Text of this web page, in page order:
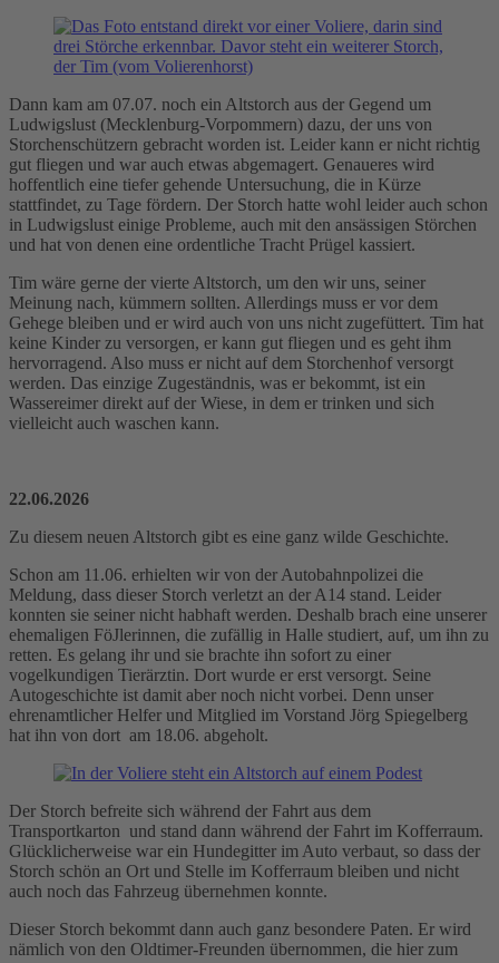
Dann kam am 07.07. noch ein Altstorch aus der Gegend um
Ludwigslust (Mecklenburg-Vorpommern) dazu, der uns von
Storchenschützern gebracht worden ist. Leider kann er nicht richtig
gut fliegen und war auch etwas abgemagert. Genaueres wird
hoffentlich eine tiefer gehende Untersuchung, die in Kürze
stattfindet, zu Tage fördern. Der Storch hatte wohl leider auch schon
in Ludwigslust einige Probleme, auch mit den ansässigen Störchen
und hat von denen eine ordentliche Tracht Prügel kassiert.
Tim wäre gerne der vierte Altstorch, um den wir uns, seiner
Meinung nach, kümmern sollten. Allerdings muss er vor dem
Gehege bleiben und er wird auch von uns nicht zugefüttert. Tim hat
keine Kinder zu versorgen, er kann gut fliegen und es geht ihm
hervorragend. Also muss er nicht auf dem Storchenhof versorgt
werden. Das einzige Zugeständnis, was er bekommt, ist ein
Wassereimer direkt auf der Wiese, in dem er trinken und sich
vielleicht auch waschen kann.
22.06.2026
Zu diesem neuen Altstorch gibt es eine ganz wilde Geschichte.
Schon am 11.06. erhielten wir von der Autobahnpolizei die
Meldung, dass dieser Storch verletzt an der A14 stand. Leider
konnten sie seiner nicht habhaft werden. Deshalb brach eine unserer
ehemaligen FöJlerinnen, die zufällig in Halle studiert, auf, um ihn zu
retten. Es gelang ihr und sie brachte ihn sofort zu einer
vogelkundigen Tierärztin. Dort wurde er erst versorgt. Seine
Autogeschichte ist damit aber noch nicht vorbei. Denn unser
ehrenamtlicher Helfer und Mitglied im Vorstand Jörg Spiegelberg
hat ihn von dort am 18.06. abgeholt.
Der Storch befreite sich während der Fahrt aus dem
Transportkarton und stand dann während der Fahrt im Kofferraum.
Glücklicherweise war ein Hundegitter im Auto verbaut, so dass der
Storch schön an Ort und Stelle im Kofferraum bleiben und nicht
auch noch das Fahrzeug übernehmen konnte.
Dieser Storch bekommt dann auch ganz besondere Paten. Er wird
nämlich von den Oldtimer-Freunden übernommen, die hier zum